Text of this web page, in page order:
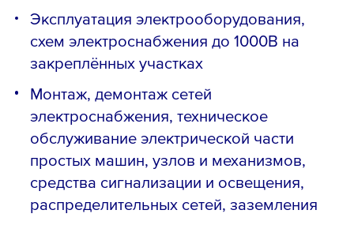
Эксплуатация электрооборудования,
схем электроснабжения до 1000В на
закреплённых участках
Монтаж, демонтаж сетей
электроснабжения, техническое
обслуживание электрической части
простых машин, узлов и механизмов,
средства сигнализации и освещения,
распределительных сетей, заземления